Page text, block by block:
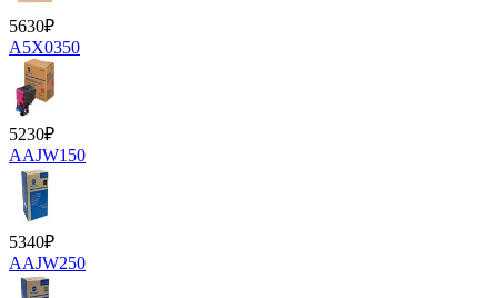
5630₽
A5X0350
5230₽
AAJW150
5340₽
AAJW250